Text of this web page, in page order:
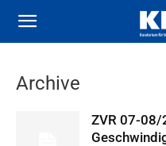
Archive
ZVR 07-